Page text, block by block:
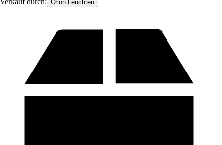
Verkauf durch: Orion Leuchten